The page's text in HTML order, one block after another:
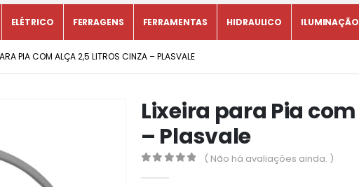
ELÉTRICO FERRAGENS FERRAMENTAS HIDRAULICO ILUMINAÇÃO
PIA COM ALÇA 2,5 LITROS CINZA – PLASVALE
Lixeira para Pia
– Plasvale
( Não há avaliações ainda. )